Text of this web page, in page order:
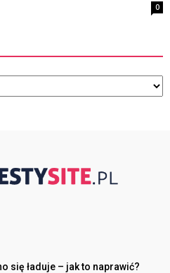
0
się ładuje – jak to naprawić?